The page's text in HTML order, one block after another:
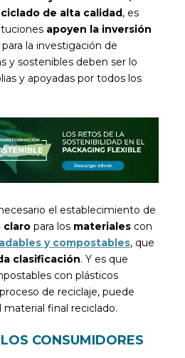
de alta calidad, es
apoyen la inversión
para la investigación de
y sostenibles deben ser lo
y apoyadas por todos los
el establecimiento de
claro para los materiales con
y compostables, que
clasificación. Y es que
con plásticos
de reciclaje, puede
material final reciclado.
CONSUMIDORES